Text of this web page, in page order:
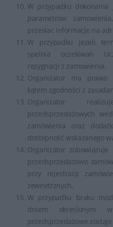
W przypadku dokonania
parametrow
przeslac informacje na
W przypadku jezeli
spelnia oczekiwan
rezygnacji z zamowienia.
Organizator ma prawo
kątem zgodności z
Organizator
przedsprzedażowych
zamówienia oraz
dostepność wskazanego
Organizator
przedsprzedazowo
przy rejestracji
zewnetrznych.
W przypadku braku
dniem okreslonym
przedsprzedażowe